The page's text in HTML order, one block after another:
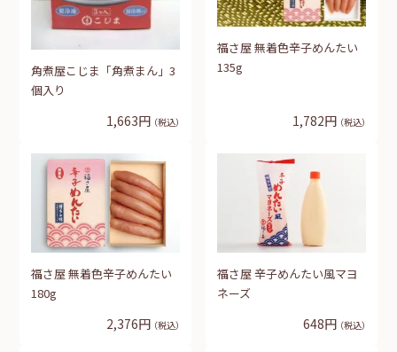
角煮屋こじま「角煮まん」3
個入り
1,663円 （税込）
福さ屋 無着色辛子めんたい
135g
1,782円 （税込）
福さ屋 無着色辛子めんたい
180g
2,376円 （税込）
福さ屋 辛子めんたい風マヨ
ネーズ
648円 （税込）